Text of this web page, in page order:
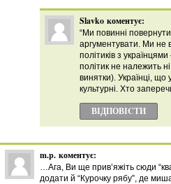
Slavko коментує:
“Ми повинні
аргументувати. Ми не
політиків з
політик не належить
винятки). Українці,
культурні. Хто
ВІДПОВІCТИ
m.p. коментує:
…Ага, Ви ще прив’яжіть сюди
додати й “Курочку рябу”, де